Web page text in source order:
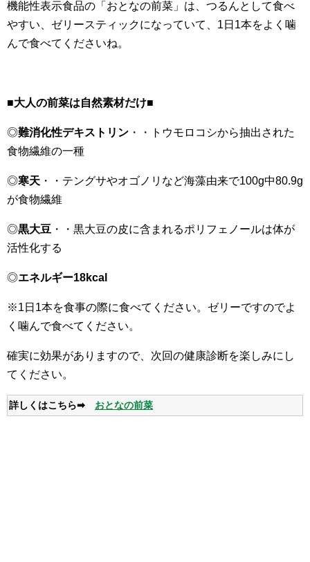
機能性表示食品の「おとなの前菜」は、つるんとして食べ
やすい、ゼリースティックになっていて、1日1本をよく噛
んで食べてくださいね。
■大人の前菜は自然素材だけ■
◎難消化性デキストリン ・・トウモロコシから抽出された
食物繊維の一種
◎寒天 ・・テングサやオゴノリなど海藻由来で100g中80.9g
が食物繊維
◎黒大豆 ・・黒大豆の皮に含まれるポリフェノールは体が
活性化する
◎エネルギー18kcal
※1日1本を食事の際に食べてください。ゼリーですのでよ
く噛んで食べてください。
確実に効果がありますので、次回の健康診断を楽しみにし
てください。
詳しくはこちら➡ おとなの前菜